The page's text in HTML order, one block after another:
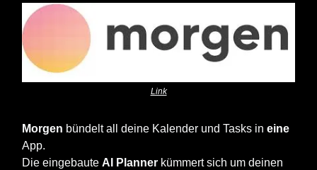
Link
Morgen bündelt all deine Kalender und Tasks in eine
App.
Die eingebaute AI Planner kümmert sich um deinen